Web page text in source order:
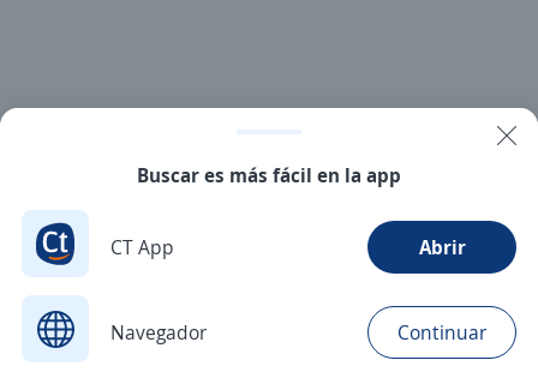
Buscar es más fácil en la app
CT App Abrir
Navegador Continuar